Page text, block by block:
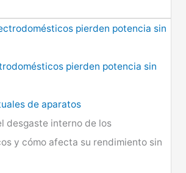
pierden potencia sin
de aparatos
desgaste interno de los
y cómo afecta su rendimiento sin